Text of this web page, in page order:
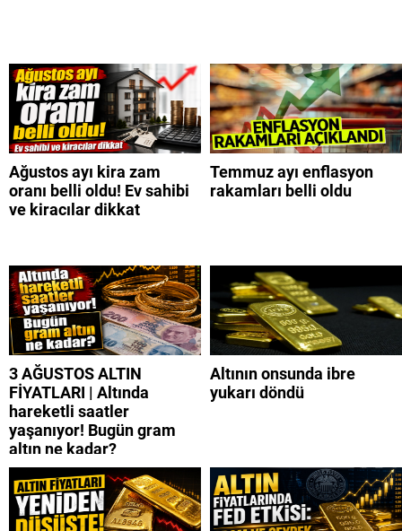
Ağustos ayı kira zam
oranı belli oldu! Ev sahibi
ve kiracılar dikkat
Temmuz ayı enflasyon
rakamları belli oldu
3 AĞUSTOS ALTIN
FİYATLARI | Altında
hareketli saatler
yaşanıyor! Bugün gram
altın ne kadar?
Altının onsunda ibre
yukarı döndü